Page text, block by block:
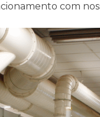
com